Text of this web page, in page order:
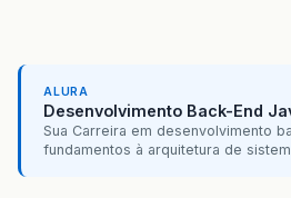
ALURA
Desenvolvimento Back-End
Sua Carreira em desenvolvimento
fundamentos à arquitetura de